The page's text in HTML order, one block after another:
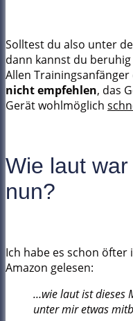
Solltest du also unter
dann kannst du
Allen
nicht empfehlen, das
Gerät wohlmöglich
Wie laut
nun?
Ich habe es schon öfter
Amazon gelesen:
…wie laut ist dieses
unter mir etwas